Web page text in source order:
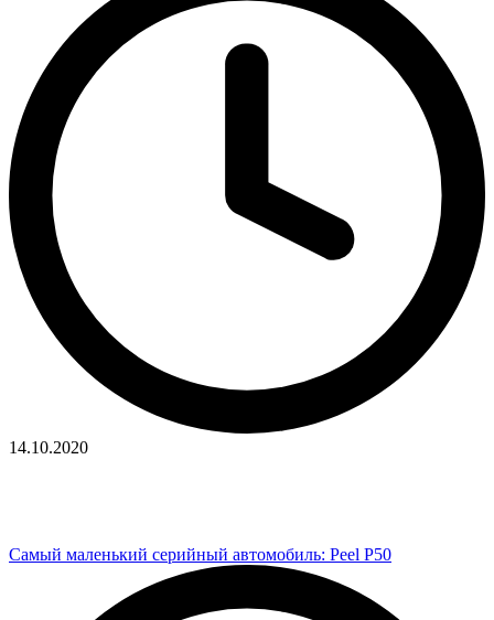
14.10.2020
Самый маленький серийный автомобиль: Peel P50